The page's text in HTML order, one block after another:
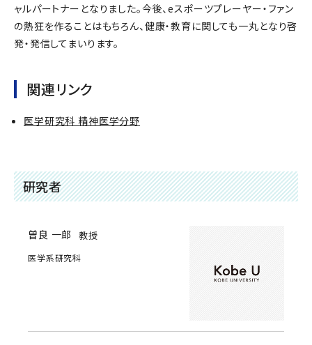
ャルパートナーとなりました。今後、eスポーツプレーヤー・ファン
の熱狂を作ることはもちろん、健康・教育に関しても一丸となり啓
発・発信してまいります。
関連リンク
医学研究科 精神医学分野
研究者
曽良 一郎 教授
医学系研究科